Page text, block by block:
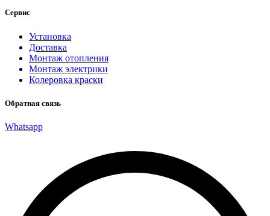
Сервис
Установка
Доставка
Монтаж отопления
Монтаж электрики
Колеровка краски
Обратная связь
Whatsapp